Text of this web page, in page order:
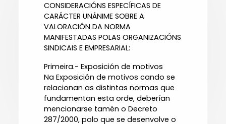
CONSIDERACIÓNS ESPECÍFICAS DE
CARÁCTER UNÁNIME SOBRE A
VALORACIÓN DA NORMA
MANIFESTADAS POLAS ORGANIZACIÓNS
SINDICAIS E EMPRESARIAL:
Primeira.- Exposición de motivos
Na Exposición de motivos cando se
relacionan as distintas normas que
fundamentan esta orde, deberían
mencionarse tamén o Decreto
287/2000, polo que se desenvolve o